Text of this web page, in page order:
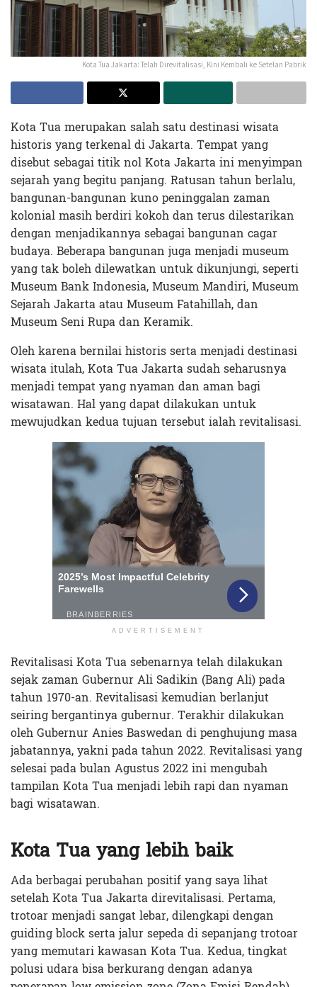
Kota Tua Jakarta: Telah Direvitalisasi, Kini Kembali ke Setelan Pabrik
Kota Tua merupakan salah satu destinasi wisata
historis yang terkenal di Jakarta. Tempat yang
disebut sebagai titik nol Kota Jakarta ini menyimpan
sejarah yang begitu panjang. Ratusan tahun berlalu,
bangunan-bangunan kuno peninggalan zaman
kolonial masih berdiri kokoh dan terus dilestarikan
dengan menjadikannya sebagai bangunan cagar
budaya. Beberapa bangunan juga menjadi museum
yang tak boleh dilewatkan untuk dikunjungi, seperti
Museum Bank Indonesia, Museum Mandiri, Museum
Sejarah Jakarta atau Museum Fatahillah, dan
Museum Seni Rupa dan Keramik.
Oleh karena bernilai historis serta menjadi destinasi
wisata itulah, Kota Tua Jakarta sudah seharusnya
menjadi tempat yang nyaman dan aman bagi
wisatawan. Hal yang dapat dilakukan untuk
mewujudkan kedua tujuan tersebut ialah revitalisasi.
ADVERTISEMENT
Revitalisasi Kota Tua sebenarnya telah dilakukan
sejak zaman Gubernur Ali Sadikin (Bang Ali) pada
tahun 1970-an. Revitalisasi kemudian berlanjut
seiring bergantinya gubernur. Terakhir dilakukan
oleh Gubernur Anies Baswedan di penghujung masa
jabatannya, yakni pada tahun 2022. Revitalisasi yang
selesai pada bulan Agustus 2022 ini mengubah
tampilan Kota Tua menjadi lebih rapi dan nyaman
bagi wisatawan.
Kota Tua yang lebih baik
Ada berbagai perubahan positif yang saya lihat
setelah Kota Tua Jakarta direvitalisasi. Pertama,
trotoar menjadi sangat lebar, dilengkapi dengan
guiding block serta jalur sepeda di sepanjang trotoar
yang memutari kawasan Kota Tua. Kedua, tingkat
polusi udara bisa berkurang dengan adanya